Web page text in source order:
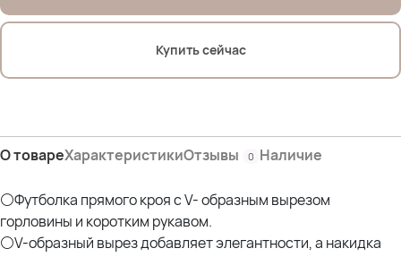
Купить сейчас
О товареХарактеристикиОтзывы 0 Наличие
⚪Футболка прямого кроя с V- образным вырезом
горловины и коротким рукавом.
⚪V-образный вырез добавляет элегантности, а накидка